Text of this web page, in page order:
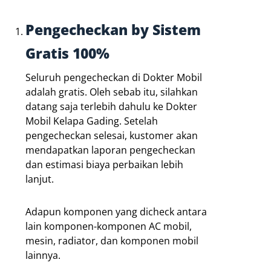
Pengecheckan by Sistem
Gratis 100%
Seluruh pengecheckan di Dokter Mobil
adalah gratis. Oleh sebab itu, silahkan
datang saja terlebih dahulu ke Dokter
Mobil Kelapa Gading. Setelah
pengecheckan selesai, kustomer akan
mendapatkan laporan pengecheckan
dan estimasi biaya perbaikan lebih
lanjut.
Adapun komponen yang dicheck antara
lain komponen-komponen AC mobil,
mesin, radiator, dan komponen mobil
lainnya.